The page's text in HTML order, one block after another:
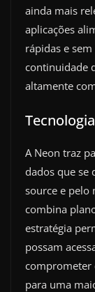
ainda mais
aplicações
rápidas e
continuidade
altamente
A Neon traz
dados que se
source e pelo
combina
estratégia
possam
comprometer
para uma